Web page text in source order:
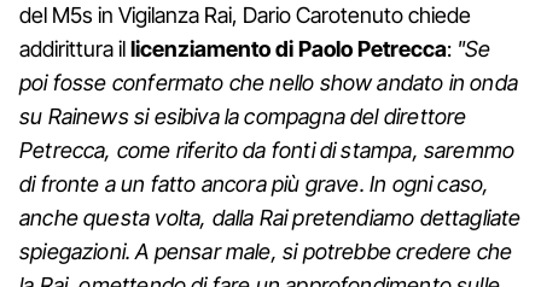
del M5s in Vigilanza Rai, Dario Carotenuto chiede
addirittura illicenziamento di Paolo Petrecca: "Se
poi fosse confermato che nello show andato in onda
su Rainews si esibiva la compagna del direttore
Petrecca, come riferito da fonti di stampa, saremmo
di fronte a un fatto ancora più grave. In ogni caso,
anche questa volta, dalla Rai pretendiamo dettagliate
spiegazioni. A pensar male, si potrebbe credere che